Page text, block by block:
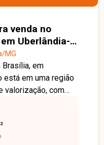
venda no
Uberlândia-
MG
Brasília, em
está em uma região
valorização, com
a
comércios e
praticidade e